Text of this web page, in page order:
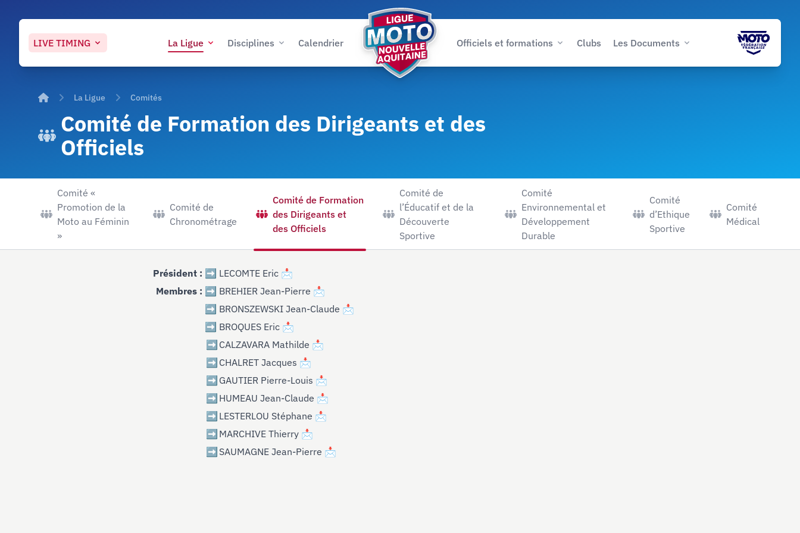
LIVE TIMING La Ligue Disciplines Calendrier
Ligue Moto Nouvelle-Aquitaine
Officiels et formations Clubs Les Documents
AccueilLa Ligue Comités
Comité de Formation des Dirigeants et des
Officiels
Comité «
Promotion de la
Moto au Féminin
»
Comité de
Chronométrage
Comité de Formation
des Dirigeants et
des Officiels
Comité de
l’Éducatif et de la
Découverte
Sportive
Comité
Environnemental et
Développement
Durable
Comité
d’Ethique
Sportive
Comité
Médical
Président : ➡️ LECOMTE Eric 📩
Membres : ➡️ BREHIER Jean-Pierre 📩
➡️ BRONSZEWSKI Jean-Claude 📩
➡️ BROQUES Eric 📩
➡️ CALZAVARA Mathilde 📩
➡️ CHALRET Jacques 📩
➡️ GAUTIER Pierre-Louis 📩
➡️ HUMEAU Jean-Claude 📩
➡️ LESTERLOU Stéphane 📩
➡️ MARCHIVE Thierry 📩
➡️ SAUMAGNE Jean-Pierre 📩